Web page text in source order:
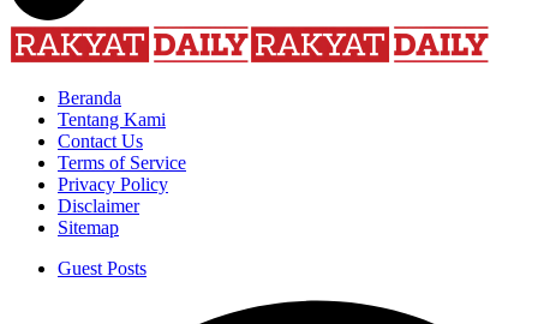
Beranda
Tentang Kami
Contact Us
Terms of Service
Privacy Policy
Disclaimer
Sitemap
Guest Posts